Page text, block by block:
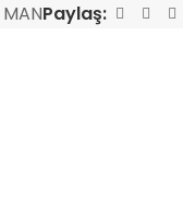
MANPaylaş: